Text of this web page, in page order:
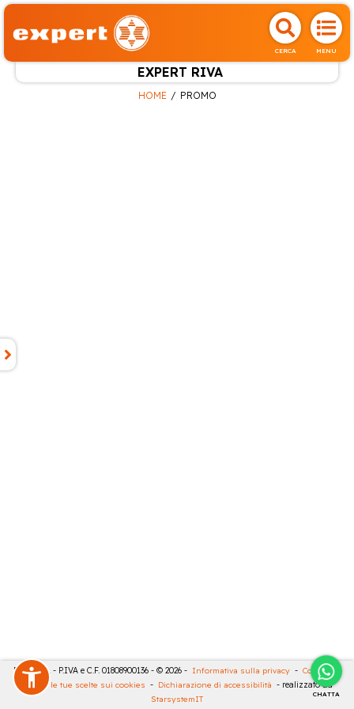
CERCA MENU
EXPERT RIVA
CHATTA
HOME PROMO
RIVA SRL - P.IVA e C.F. 01808900136 - © 2026 - Informativa sulla privacy - Cookies
Rivedi le tue scelte sui cookies - Dichiarazione di accessibilità - realizzato da
StarsystemIT